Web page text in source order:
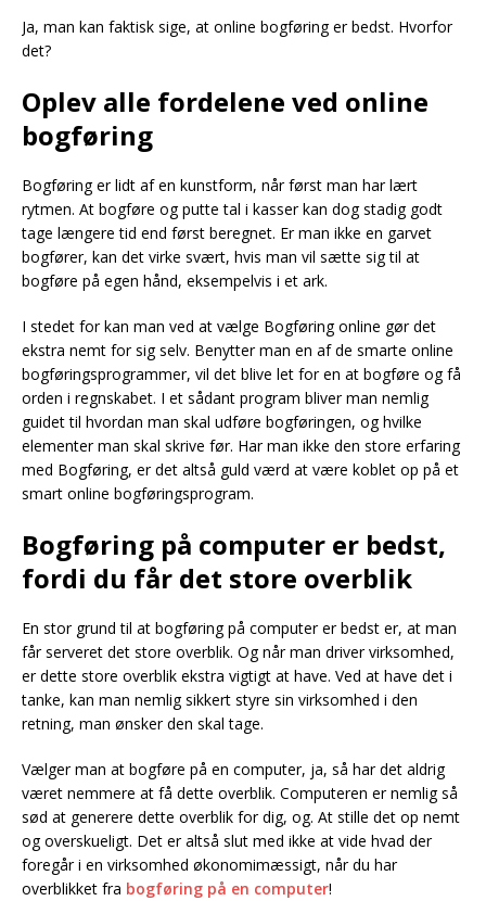
Ja, man kan faktisk sige, at online bogføring er bedst. Hvorfor
det?
Oplev alle fordelene ved online
bogføring
Bogføring er lidt af en kunstform, når først man har lært
rytmen. At bogføre og putte tal i kasser kan dog stadig godt
tage længere tid end først beregnet. Er man ikke en garvet
bogfører, kan det virke svært, hvis man vil sætte sig til at
bogføre på egen hånd, eksempelvis i et ark.
I stedet for kan man ved at vælge Bogføring online gør det
ekstra nemt for sig selv. Benytter man en af de smarte online
bogføringsprogrammer, vil det blive let for en at bogføre og få
orden i regnskabet. I et sådant program bliver man nemlig
guidet til hvordan man skal udføre bogføringen, og hvilke
elementer man skal skrive før. Har man ikke den store erfaring
med Bogføring, er det altså guld værd at være koblet op på et
smart online bogføringsprogram.
Bogføring på computer er bedst,
fordi du får det store overblik
En stor grund til at bogføring på computer er bedst er, at man
får serveret det store overblik. Og når man driver virksomhed,
er dette store overblik ekstra vigtigt at have. Ved at have det i
tanke, kan man nemlig sikkert styre sin virksomhed i den
retning, man ønsker den skal tage.
Vælger man at bogføre på en computer, ja, så har det aldrig
været nemmere at få dette overblik. Computeren er nemlig så
sød at generere dette overblik for dig, og. At stille det op nemt
og overskueligt. Det er altså slut med ikke at vide hvad der
foregår i en virksomhed økonomimæssigt, når du har
overblikket fra bogføring på en computer!